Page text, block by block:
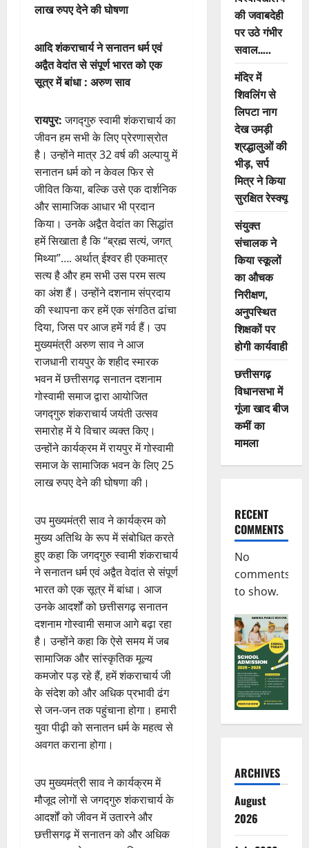
लाख रुपए देने की घोषणा
आदि शंकराचार्य ने सनातन धर्म एवं
अद्वैत वेदांत से संपूर्ण भारत को एक
सूत्र में बांधा : अरुण साव
रायपुर:जगद्गुरु स्वामी शंकराचार्य का
जीवन हम सभी के लिए प्रेरणास्रोत
है। उन्होंने मात्र 32 वर्ष की अल्पायु में
सनातन धर्म को न केवल फिर से
जीवित किया, बल्कि उसे एक दार्शनिक
और सामाजिक आधार भी प्रदान
किया। उनके अद्वैत वेदांत का सिद्धांत
हमें सिखाता है कि “ब्रह्म सत्यं, जगत्
मिथ्या”…. अर्थात् ईश्वर ही एकमात्र
सत्य है और हम सभी उस परम सत्य
का अंश हैं। उन्होंने दशनाम संप्रदाय
की स्थापना कर हमें एक संगठित ढांचा
दिया, जिस पर आज हमें गर्व हैं। उप
मुख्यमंत्री अरुण साव ने आज
राजधानी रायपुर के शहीद स्मारक
भवन में छत्तीसगढ़ सनातन दशनाम
गोस्वामी समाज द्वारा आयोजित
जगद्गुरु शंकराचार्य जयंती उत्सव
समारोह में ये विचार व्यक्त किए।
उन्होंने कार्यक्रम में रायपुर में गोस्वामी
समाज के सामाजिक भवन के लिए 25
लाख रुपए देने की घोषणा की।
उप मुख्यमंत्री साव ने कार्यक्रम को
मुख्य अतिथि के रूप में संबोधित करते
हुए कहा कि जगद्गुरु स्वामी शंकराचार्य
ने सनातन धर्म एवं अद्वैत वेदांत से संपूर्ण
भारत को एक सूत्र में बांधा। आज
उनके आदर्शों को छत्तीसगढ़ सनातन
दशनाम गोस्वामी समाज आगे बढ़ा रहा
है। उन्होंने कहा कि ऐसे समय में जब
सामाजिक और सांस्कृतिक मूल्य
कमजोर पड़ रहे हैं, हमें शंकराचार्य जी
के संदेश को और अधिक प्रभावी ढंग
से जन-जन तक पहुंचाना होगा। हमारी
युवा पीढ़ी को सनातन धर्म के महत्व से
अवगत कराना होगा।
उप मुख्यमंत्री साव ने कार्यक्रम में
मौजूद लोगों से जगद्गुरु शंकराचार्य के
आदर्शों को जीवन में उतारने और
छत्तीसगढ़ में सनातन को और अधिक
की जवाबदेही
पर उठे गंभीर
सवाल…..
मंदिर में
शिवलिंग से
लिपटा नाग
देख उमड़ी
श्रद्धालुओं की
भीड़, सर्प
मित्र ने किया
सुरक्षित रेस्क्यू
संयुक्त
संचालक ने
किया स्कूलों
का औचक
निरीक्षण,
अनुपस्थित
शिक्षकों पर
होगी कार्यवाही
छत्तीसगढ़
विधानसभा में
गूंजा खाद बीज
कमीं का
मामला
RECENT
COMMENTS
No
comments
to show.
ARCHIVES
August
2026